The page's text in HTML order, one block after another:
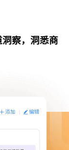
察，洞悉商